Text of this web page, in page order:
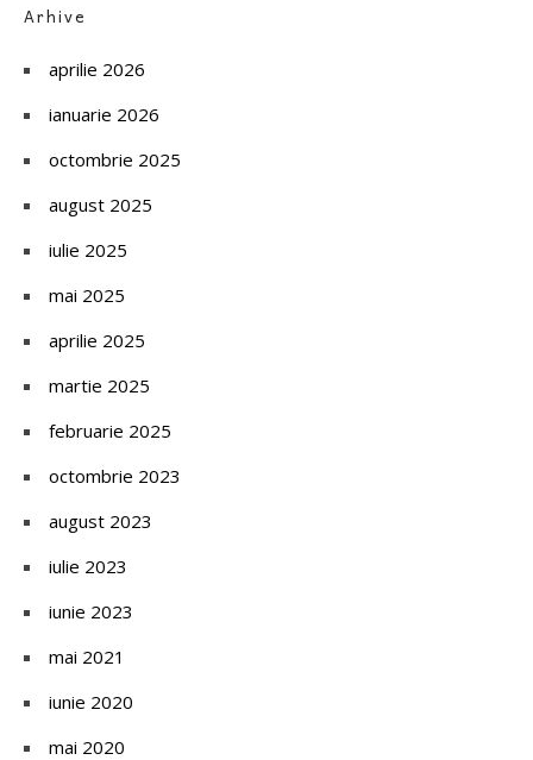
Arhive
aprilie 2026
ianuarie 2026
octombrie 2025
august 2025
iulie 2025
mai 2025
aprilie 2025
martie 2025
februarie 2025
octombrie 2023
august 2023
iulie 2023
iunie 2023
mai 2021
iunie 2020
mai 2020